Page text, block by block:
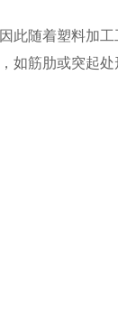
此随着塑料加工
如筋肋或突起处